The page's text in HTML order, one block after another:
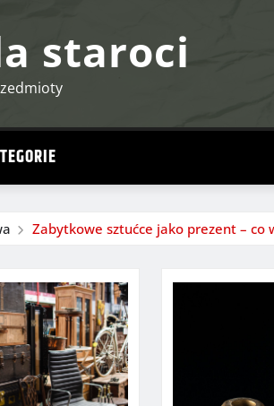
staroci
Zabytkowe sztućce jako prezent – co